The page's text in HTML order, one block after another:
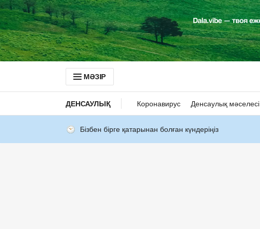
МӘЗІР
ДЕНСАУЛЫҚ Коронавирус Денсаулық мәселесі
Бізбен бірге қатарынан болған күндеріңіз